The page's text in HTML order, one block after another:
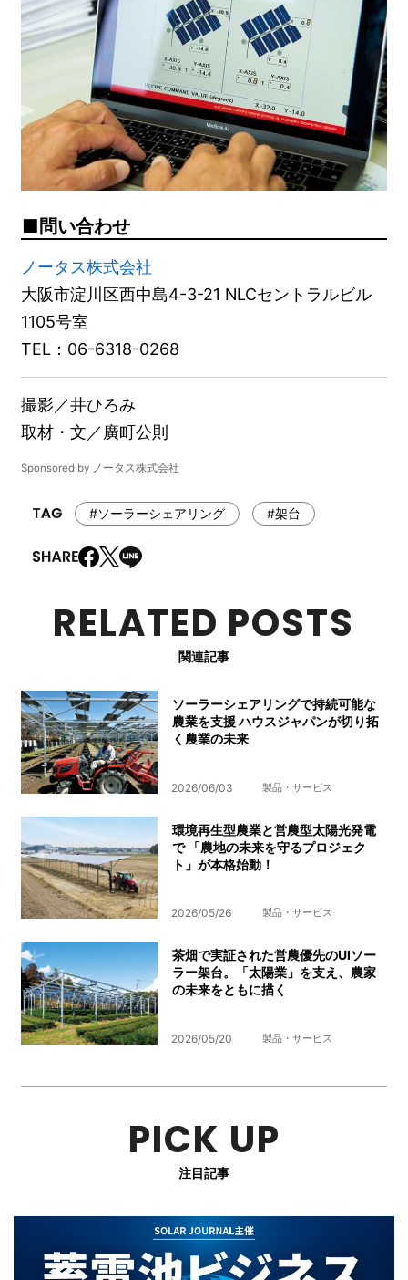
問い合わせ
ノータス株式会社
大阪市淀川区西中島4-3-21 NLCセントラルビル
1105号室
TEL：06-6318-0268
撮影／井ひろみ
取材・文／廣町公則
Sponsored by ノータス株式会社
#ソーラーシェアリング #架台
RELATED POSTS
関連記事
ソーラーシェアリングで持続可能な
農業を支援 ハウスジャパンが切り拓
く農業の未来
2026/06/03 製品・サービス
環境再生型農業と営農型太陽光発電
で 「農地の未来を守るプロジェク
ト」が本格始動！
2026/05/26 製品・サービス
茶畑で実証された営農優先のUIソー
ラー架台。「太陽業」を支え、農家
の未来をともに描く
2026/05/20 製品・サービス
PICK UP
注目記事